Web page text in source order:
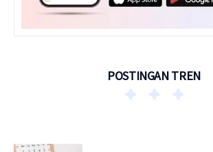
POSTINGAN TREN